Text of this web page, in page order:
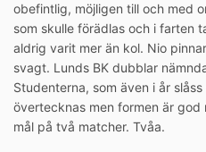
obefintlig, möjligen till och med
som skulle förädlas och i farten
aldrig varit mer än kol. Nio
svagt. Lunds BK dubblar
Studenterna, som även i år
övertecknas men formen är
mål på två matcher. Tvåa.